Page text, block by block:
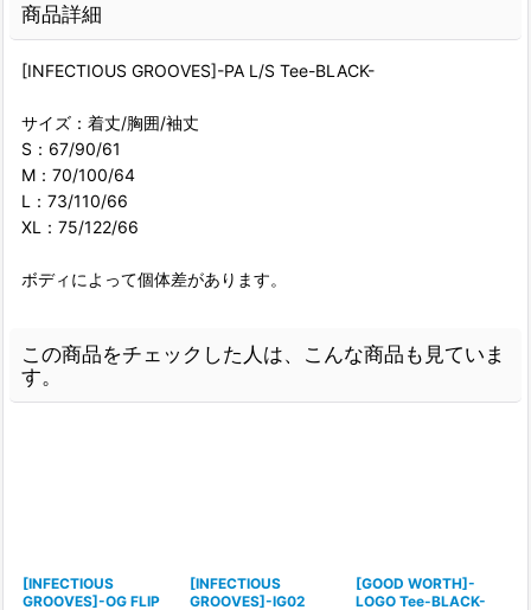
商品詳細
[INFECTIOUS GROOVES]-PA L/S Tee-BLACK-
サイズ：着丈/胸囲/袖丈
S：67/90/61
M：70/100/64
L：73/110/66
XL：75/122/66
ボディによって個体差があります。
この商品をチェックした人は、こんな商品も見ていま
す。
[INFECTIOUS
GROOVES]-OG FLIP
[INFECTIOUS
GROOVES]-IG02
[GOOD WORTH]-
LOGO Tee-BLACK-